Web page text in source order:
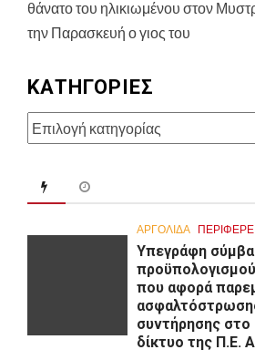
θάνατο του ηλικιωμένου στον
την Παρασκευή ο γιος του
KΑΤΗΓΟΡΊΕΣ
Kατηγορίες
ΑΡΓΟΛΙΔΑ
Υπεγράφη
που αφορά
συντήρησης στο
δίκτυο της Π.Ε.